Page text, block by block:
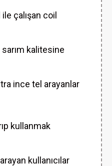
çalışan coil
sarım kalitesine
ince tel arayanlar
kullanmak
kullanıcılar